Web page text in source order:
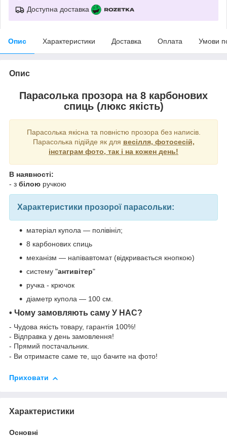
Доступна доставка
Опис Характеристики Доставка Оплата Умови
Опис
Парасолька прозора на 8 карбонових
спиць (люкс якість)
Парасолька якісна та повністю прозора без написів.
Парасолька підійде як для весілля, фотосесій,
інстаграм фото, так і на кожен день!
В наявності:
- з білою ручкою
Характеристики прозорої парасольки:
матеріал купола — полівініл;
8 карбонових спиць
механізм — напівавтомат (відкривається кнопкою)
систему "антивітер"
ручка - крючок
діаметр купола — 100 см.
• Чому замовляють саму У НАС?
- Чудова якість товару, гарантія 100%!
- Відправка у день замовлення!
- Прямий постачальник.
- Ви отримаєте саме те, що бачите на фото!
Приховати
Характеристики
Основні